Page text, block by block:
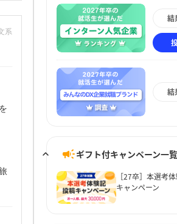
系
結
結
ギフト付キャンペーン一覧
［27卒］本選考
キャンペーン